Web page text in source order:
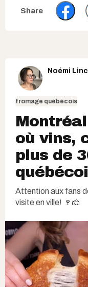
Noémi
fromage québécois
où vins,
plus de
Attention aux fans
visite en ville! 🍷🧀